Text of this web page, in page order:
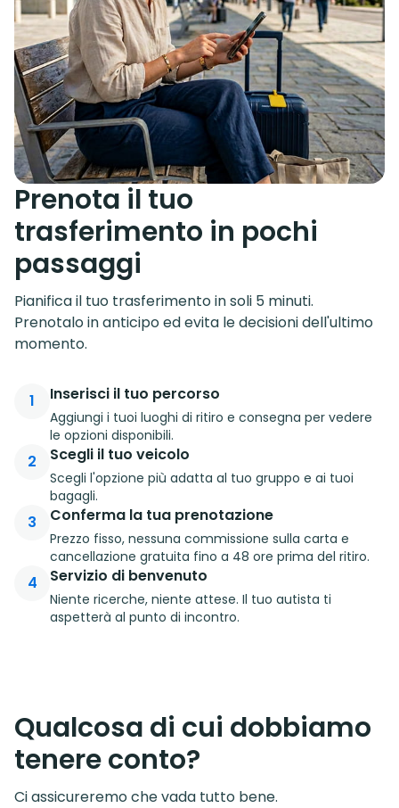
Prenota il tuo
trasferimento in pochi
passaggi
Pianifica il tuo trasferimento in soli 5 minuti.
Prenotalo in anticipo ed evita le decisioni dell'ultimo
momento.
1 Inserisci il tuo percorso
Aggiungi i tuoi luoghi di ritiro e consegna per vedere
le opzioni disponibili.
2 Scegli il tuo veicolo
Scegli l'opzione più adatta al tuo gruppo e ai tuoi
bagagli.
3 Conferma la tua prenotazione
Prezzo fisso, nessuna commissione sulla carta e
cancellazione gratuita fino a 48 ore prima del ritiro.
4 Servizio di benvenuto
Niente ricerche, niente attese. Il tuo autista ti
aspetterà al punto di incontro.
Qualcosa di cui dobbiamo
tenere conto?
Ci assicureremo che vada tutto bene.